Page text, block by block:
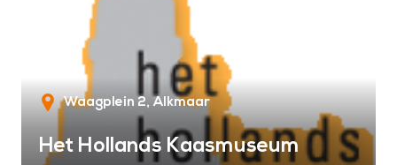
Waagplein 2 Alkmaar
Het Hollands Kaasmuseum